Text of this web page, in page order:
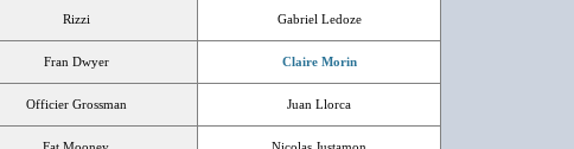
Rizzi Gabriel Ledoze
Fran Dwyer Claire Morin
Officier Grossman Juan Llorca